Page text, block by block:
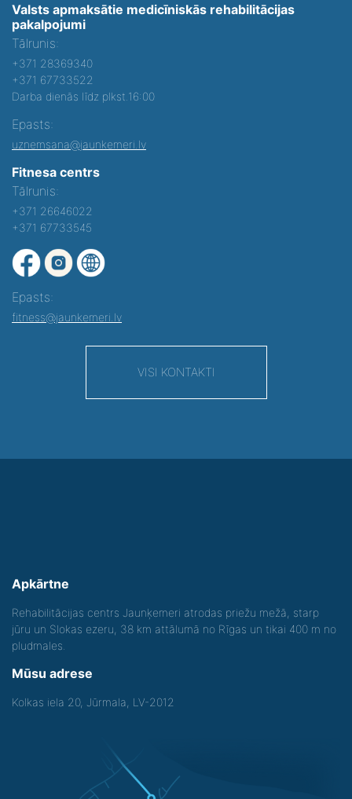
Valsts apmaksātie medicīniskās rehabilitācijas
pakalpojumi
Tālrunis:
+371 28369340
+371 67733522
Darba dienās līdz plkst.16:00
Epasts:
uznemsana@jaunkemeri.lv
Fitnesa centrs
Tālrunis:
+371 26646022
+371 67733545
Epasts:
fitness@jaunkemeri.lv
VISI KONTAKTI
Apkārtne
Rehabilitācijas centrs Jaunķemeri atrodas priežu mežā, starp
jūru un Slokas ezeru, 38 km attālumā no Rīgas un tikai 400 m no
pludmales.
Mūsu adrese
Kolkas iela 20, Jūrmala, LV-2012